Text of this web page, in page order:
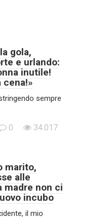
gola,
e urlando:
inutile!
cena!»
sempre
0 34.017
marito,
alle
madre non ci
incubo
il mio